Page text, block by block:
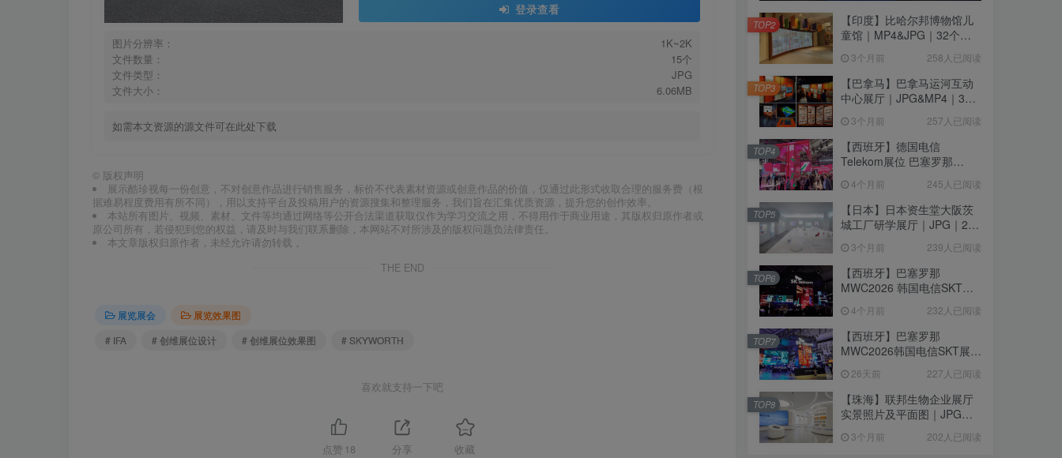
登录查看
图片分辨率：
1K~2K
文件数量：
15个
文件类型：
JPG
文件大小：
6.06MB
如需本文资源的源文件可在此处下载
© 版权声明
展示酷珍视每一份创意，不对创意作品进行销售服务，标价不代表素材资源或创意作品的价值，仅通过此形式收取合理的服务费（根
据难易程度费用有所不同），用以支持平台及投稿用户的资源搜集和整理服务，我们旨在汇集优质资源，提升您的创作效率。
本站所有图片、视频、素材、文件等均通过网络等公开合法渠道获取仅作为学习交流之用，不得用作于商业用途，其版权归原作者或
原公司所有，若侵犯到您的权益，请及时与我们联系删除，本网站不对所涉及的版权问题负法律责任。
本文章版权归原作者，未经允许请勿转载 。
THE END
展览展会
展览效果图
# IFA
# 创维展位设计 # 创维展位效果图 # SKYWORTH
喜欢就支持一下吧
点赞 18 分享 收藏
【印度】比哈尔邦博物馆儿
童馆｜MP4&JPG｜32个｜
3个月前 258人已阅读
TOP2
【巴拿马】巴拿马运河互动
中心展厅｜JPG&MP4｜39
3个月前 257人已阅读
TOP3
【西班牙】德国电信
Telekom展位 巴塞罗那
｜77.42M
4个月前 245人已阅读
TOP4
【日本】日本资生堂大阪茨
城工厂研学展厅｜JPG｜26
3个月前 239人已阅读
TOP5
【西班牙】巴塞罗那
MWC2026 韩国电信SKT展
105.67M
4个月前 232人已阅读
TOP6
【西班牙】巴塞罗那
MWC2026韩国电信SKT展台
个｜16.51M
26天前 227人已阅读
TOP7
【珠海】联邦生物企业展厅
实景照片及平面图｜JPG｜
3个月前 202人已阅读
TOP8